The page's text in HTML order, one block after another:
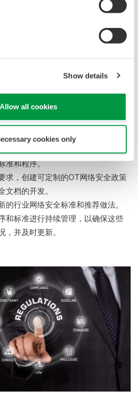
Show details
Allow all cookies
cookies only
河电机的网络安全人员利用多年经验
全。
以便有效传达衡量好的安全做法和
准和程序。
求，创建可定制的OT网络安全政策
文档的开发。
的行业网络安全标准和推荐做法。
和标准进行持续管理，以确保这些
，并及时更新。